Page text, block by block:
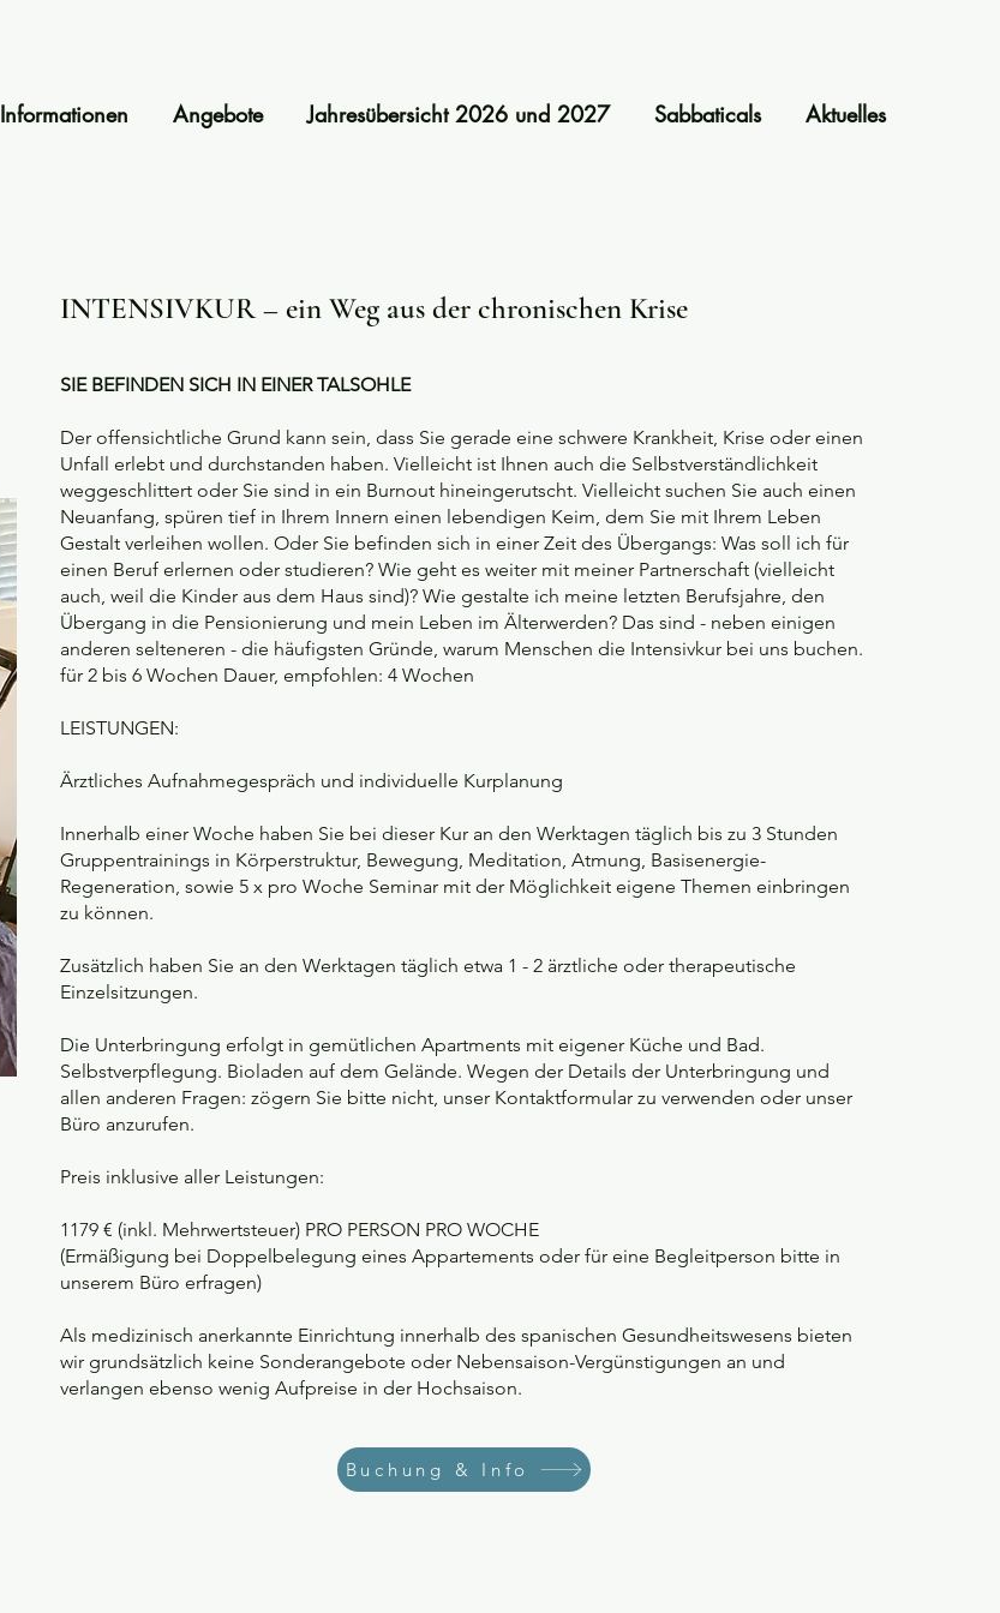
Informationen Angebote Jahresübersicht 2026 und 2027 Sabbaticals Aktuelles
INTENSIVKUR – ein Weg aus der chronischen Krise
SIE BEFINDEN SICH IN EINER TALSOHLE
Der offensichtliche Grund kann sein, dass Sie gerade eine schwere Krankheit, Krise oder einen
Unfall erlebt und durchstanden haben. Vielleicht ist Ihnen auch die Selbstverständlichkeit
weggeschlittert oder Sie sind in ein Burnout hineingerutscht. Vielleicht suchen Sie auch einen
Neuanfang, spüren tief in Ihrem Innern einen lebendigen Keim, dem Sie mit Ihrem Leben
Gestalt verleihen wollen. Oder Sie befinden sich in einer Zeit des Übergangs: Was soll ich für
einen Beruf erlernen oder studieren? Wie geht es weiter mit meiner Partnerschaft (vielleicht
auch, weil die Kinder aus dem Haus sind)? Wie gestalte ich meine letzten Berufsjahre, den
Übergang in die Pensionierung und mein Leben im Älterwerden? Das sind - neben einigen
anderen selteneren - die häufigsten Gründe, warum Menschen die Intensivkur bei uns buchen.
für 2 bis 6 Wochen Dauer, empfohlen: 4 Wochen
LEISTUNGEN:
Ärztliches Aufnahmegespräch und individuelle Kurplanung
Innerhalb einer Woche haben Sie bei dieser Kur an den Werktagen täglich bis zu 3 Stunden
Gruppentrainings in Körperstruktur, Bewegung, Meditation, Atmung, Basisenergie-
Regeneration, sowie 5 x pro Woche Seminar mit der Möglichkeit eigene Themen einbringen
zu können.
Zusätzlich haben Sie an den Werktagen täglich etwa 1 - 2 ärztliche oder therapeutische
Einzelsitzungen.
Die Unterbringung erfolgt in gemütlichen Apartments mit eigener Küche und Bad.
Selbstverpflegung. Bioladen auf dem Gelände. Wegen der Details der Unterbringung und
allen anderen Fragen: zögern Sie bitte nicht, unser Kontaktformular zu verwenden oder unser
Büro anzurufen.
Preis inklusive aller Leistungen:
1179 € (inkl. Mehrwertsteuer) PRO PERSON PRO WOCHE
(Ermäßigung bei Doppelbelegung eines Appartements oder für eine Begleitperson bitte in
unserem Büro erfragen)
Als medizinisch anerkannte Einrichtung innerhalb des spanischen Gesundheitswesens bieten
wir grundsätzlich keine Sonderangebote oder Nebensaison-Vergünstigungen an und
verlangen ebenso wenig Aufpreise in der Hochsaison.
Buchung & Info